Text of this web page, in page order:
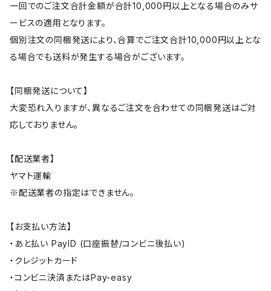
一回でのご注文合計金額が合計10,000円以上となる場合のみサ
ービスの適用となります。
個別注文の同梱発送により、合算でご注文合計10,000円以上とな
る場合でも送料が発生する場合がございます。
【同梱発送について】
大変恐れ入りますが、異なるご注文を合わせての同梱発送はご対
応しておりません。
【配送業者】
ヤマト運輸
※配送業者の指定はできません。
【お支払い方法】
・あと払い PayID (口座振替/コンビニ後払い)
・クレジットカード
・コンビニ決済またはPay-easy